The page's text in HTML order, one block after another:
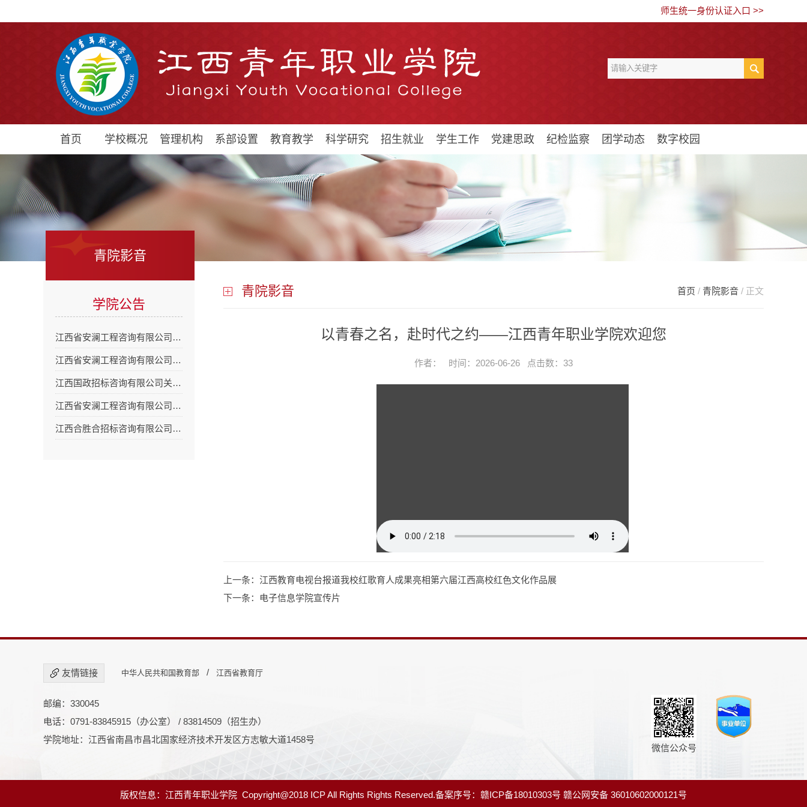
师生统一身份认证入口 >>
首页 学校概况 管理机构 系部设置 教育教学 科学研究 招生就业 学生工作 党建思政 纪检监察 团学动态 数字校园
青院影音
学院公告
江西省安澜工程咨询有限公司…
江西省安澜工程咨询有限公司…
江西国政招标咨询有限公司关…
江西省安澜工程咨询有限公司…
江西合胜合招标咨询有限公司…
青院影音 首页 / 青院影音 / 正文
以青春之名，赴时代之约——江西青年职业学院欢迎您
作者： 时间：2026-06-26 点击数： 33
上一条： 江西教育电视台报道我校红歌育人成果亮相第六届江西高校红色文化作品展
下一条：
电子信息学院宣传片
友情链接 中华人民共和国教育部 / 江西省教育厅
邮编：330045
电话：0791-83845915（办公室） / 83814509（招生办）
学院地址：江西省南昌市昌北国家经济技术开发区方志敏大道1458号
微信公众号
版权信息：江西青年职业学院 Copyright@2018 ICP All Rights Rights Reserved.备案序号： 赣ICP备18010303号 赣公网安备 36010602000121号